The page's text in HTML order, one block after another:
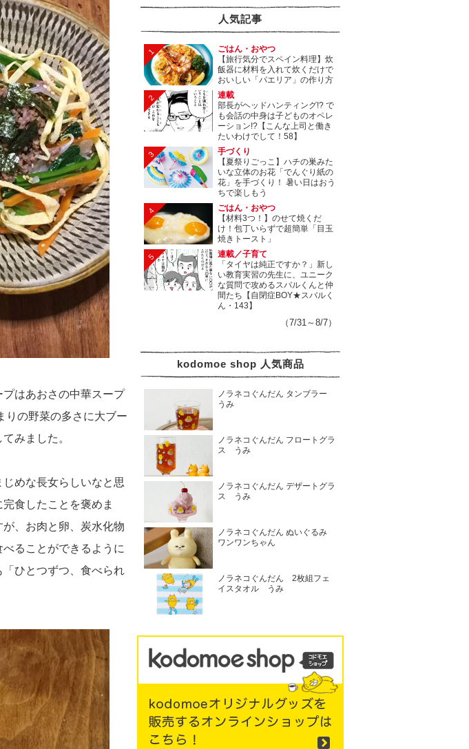
はあおさの中華スープ
りの野菜の多さに大ブー
みました。
めな長女らしいなと思
食したことを褒めま
、お肉と卵、炭水化物
ることができるように
ひとつずつ、食べられ
人気記事
1
ごはん・おやつ
【旅行気分でスペイン料理】炊
飯器に材料を入れて炊くだけで
おいしい「パエリア」の作り方
2
連載
部長がヘッドハンティング!? で
も会話の中身は子どものオペレ
ーション!?【こんな上司と働き
たいわけでして！58】
3
手づくり
【夏祭りごっこ】ハチの巣みた
いな立体のお花「でんぐり紙の
花」を手づくり！ 暑い日はおう
ちで楽しもう
4
ごはん・おやつ
【材料3つ！】のせて焼くだ
け！包丁いらずで超簡単「目玉
焼きトースト」
5
連載／子育て
「タイヤは純正ですか？」新し
い教育実習の先生に、ユニーク
な質問で攻めるスバルくんと仲
間たち【自閉症BOY★スバルく
ん・143】
（7/31～8/7）
kodomoe shop 人気商品
ノラネコぐんだん タンブラー
うみ
ノラネコぐんだん フロートグラ
ス うみ
ノラネコぐんだん デザートグラ
ス うみ
ノラネコぐんだん ぬいぐるみ
ワンワンちゃん
ノラネコぐんだん 2枚組フェ
イスタオル うみ